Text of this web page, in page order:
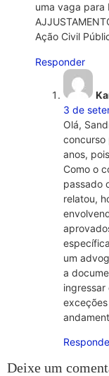
uma vaga para
Ação Civil
Responder
3 de
Olá,
concurso
anos,
Como o
passado
relatou,
um
a
Deixe um